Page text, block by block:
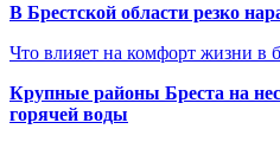
В Брестской области резко
Что влияет на комфорт жизни в
Крупные районы Бреста на
горячей воды